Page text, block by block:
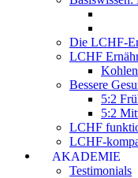
Die LCHF-
LCHF
Bessere
5:2
5:2
LCHF
LCHF-
AKADEMIE
Testimonials